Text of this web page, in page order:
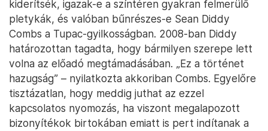
kiderítsék, igazak-e a színtéren gyakran felmerülő
pletykák, és valóban bűnrészes-e Sean Diddy
Combs a Tupac-gyilkosságban. 2008-ban Diddy
határozottan tagadta, hogy bármilyen szerepe lett
volna az előadó megtámadásában. „Ez a történet
hazugság” – nyilatkozta akkoriban Combs. Egyelőre
tisztázatlan, hogy meddig juthat az ezzel
kapcsolatos nyomozás, ha viszont megalapozott
bizonyítékok birtokában emiatt is pert indítanak a